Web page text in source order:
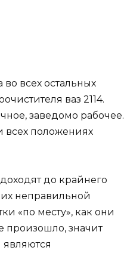
всех остальных
ваз 2114.
заведомо рабочее.
всех положениях
до крайнего
их неправильной
«по месту», как они
произошло, значит